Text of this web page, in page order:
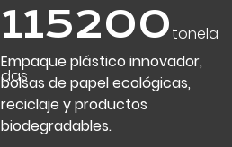
120000ton
eladas
Empaque plástico innovador,
bolsas de papel ecológicas,
reciclaje y productos
biodegradables.